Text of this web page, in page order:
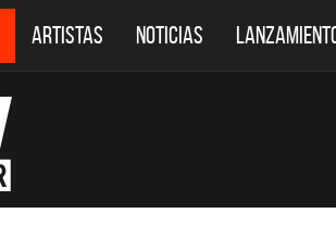
ARTISTAS NOTICIAS